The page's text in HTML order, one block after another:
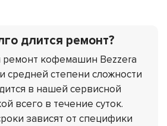
длится ремонт?
кофемашин Bezzera
средней степени сложности
в нашей сервисной
всего в течение суток.
зависят от специфики